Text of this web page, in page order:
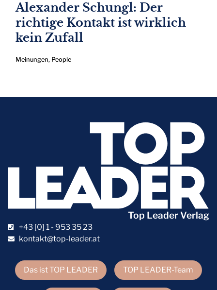
Alexander Schungl: Der
richtige Kontakt ist wirklich
kein Zufall
Meinungen, People
Das ist TOP LEADER TOP LEADER-Team
Top Leader Verlag
+43 [0] 1 - 953 35 23
kontakt@top-leader.at